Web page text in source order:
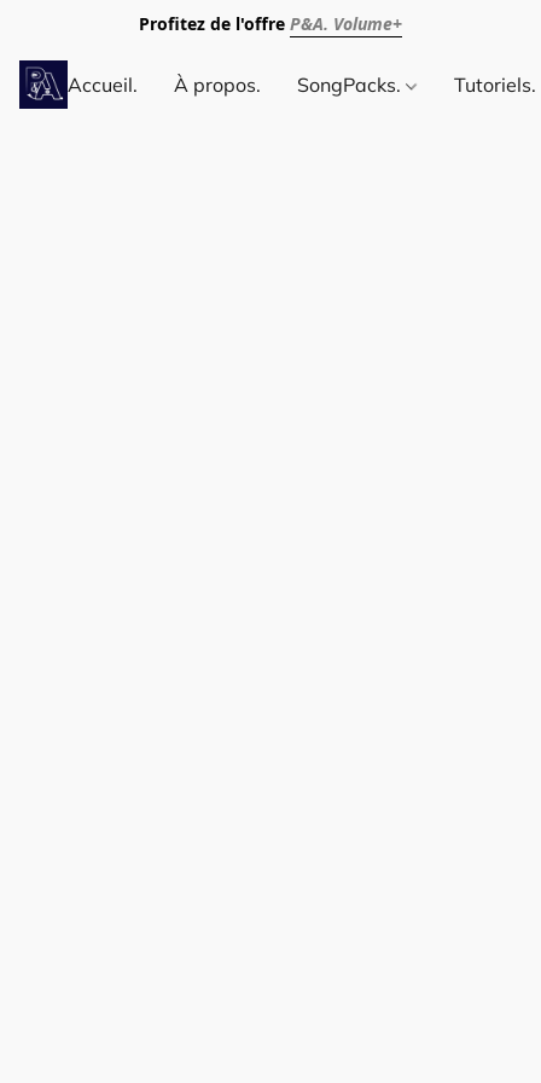
Profitez de l'offre P&A. Volume+
Accueil. À propos. SongPacks. Tutoriels.